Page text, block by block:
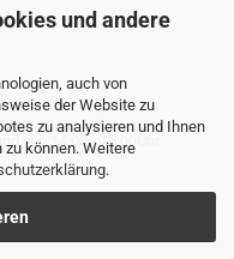
und andere
auch von
der Website zu
zu analysieren und Ihnen
können. Weitere
.
von 14.00 - 18.00Uhr